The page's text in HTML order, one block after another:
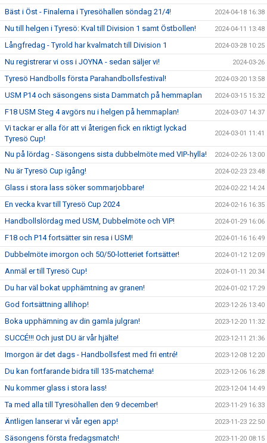
Bäst i Öst - Finalerna i Tyresöhallen söndag 21/4! 2024-04-18 16:38
Nu till helgen i Tyresö: Kval till Division 1 samt Östbollen! 2024-04-11 13:48
Långfredag - Tyrold har kvalmatch till Division 1 2024-03-28 10:25
Nu registrerar vi oss i JOYNA - sedan säljer vi! 2024-03-26
Tyresö Handbolls första Parahandbollsfestival! 2024-03-20 13:58
USM P14 och säsongens sista Dammatch på hemmaplan 2024-03-15 15:32
F18 USM Steg 4 avgörs nu i helgen på hemmaplan! 2024-03-07 14:37
Vi tackar er alla för att vi återigen fick en riktigt lyckad
Tyresö Cup!
2024-03-01 11:41
Nu på lördag - Säsongens sista dubbelmöte med VIP-hylla! 2024-02-26 13:00
Nu är Tyresö Cup igång! 2024-02-23 23:48
Glass i stora lass söker sommarjobbare! 2024-02-22 14:24
En vecka kvar till Tyresö Cup 2024 2024-02-16 16:35
Handbollslördag med USM, Dubbelmöte och VIP! 2024-01-29 16:06
F18 och P14 fortsätter sin resa i USM! 2024-01-16 16:49
Dubbelmöte imorgon och 50/50-lotteriet fortsätter! 2024-01-12 12:09
Anmäl er till Tyresö Cup! 2024-01-11 20:34
Du har väl bokat upphämtning av granen! 2024-01-02 17:29
God fortsättning allihop! 2023-12-26 13:40
Boka upphämning av din gamla julgran! 2023-12-20 11:32
SUCCÉ!!! Och just DU är vår hjälte! 2023-12-11 21:36
Imorgon är det dags - Handbollsfest med fri entré! 2023-12-08 12:20
Du kan fortfarande bidra till 135-matcherna! 2023-12-06 16:28
Nu kommer glass i stora lass! 2023-12-04 14:49
Ta med alla till Tyresöhallen den 9 december! 2023-11-29 16:33
Äntligen lanserar vi vår egen app! 2023-11-23 22:50
Säsongens första fredagsmatch! 2023-11-20 08:15